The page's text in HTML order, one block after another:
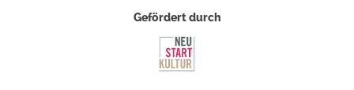
Gefördert durch